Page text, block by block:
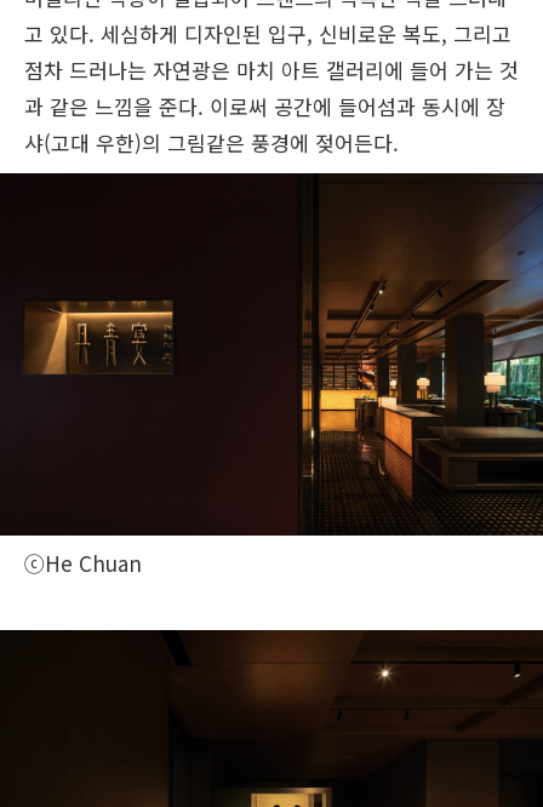
고 있다. 세심하게 디자인된 입구, 신비로운 복도, 그리고
점차 드러나는 자연광은 마치 아트 갤러리에 들어 가는 것
과 같은 느낌을 준다. 이로써 공간에 들어섬과 동시에 장
샤(고대 우한)의 그림같은 풍경에 젖어든다.
ⓒHe Chuan